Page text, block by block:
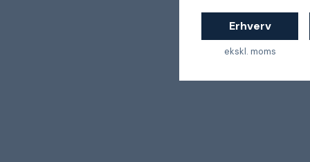
Erhverv
ekskl. moms